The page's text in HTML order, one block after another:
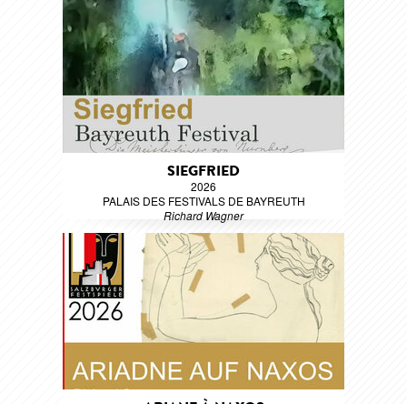
SIEGFRIED
2026
PALAIS DES FESTIVALS DE BAYREUTH
Richard Wagner